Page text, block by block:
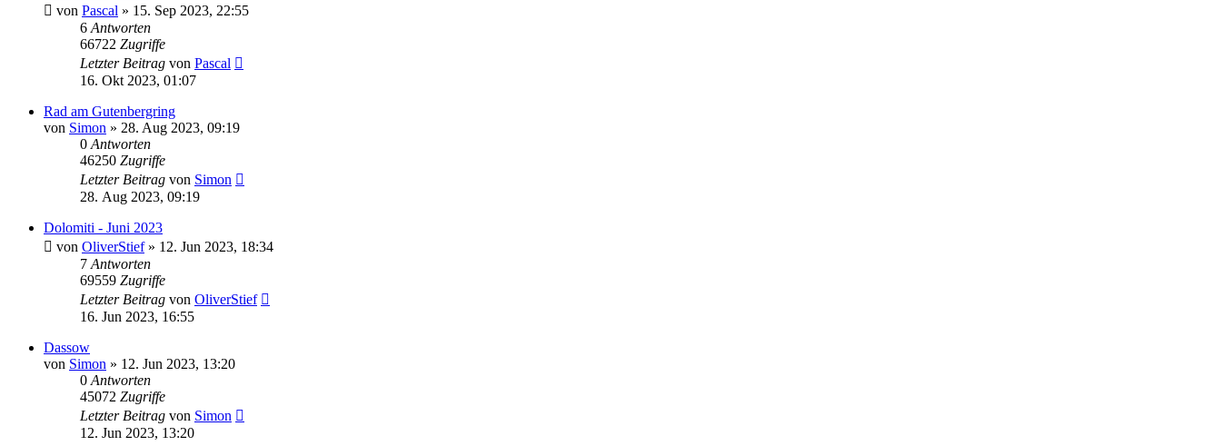
von Pascal » 15. Sep 2023, 22:55
6 Antworten
66722 Zugriffe
Letzter Beitrag von Pascal
16. Okt 2023, 01:07
Rad am Gutenbergring
von Simon » 28. Aug 2023, 09:19
0 Antworten
46250 Zugriffe
Letzter Beitrag von Simon
28. Aug 2023, 09:19
Dolomiti - Juni 2023
von OliverStief» 12. Jun 2023, 18:34
7 Antworten
69559 Zugriffe
Letzter Beitrag von OliverStief
16. Jun 2023, 16:55
Dassow
von Simon » 12. Jun 2023, 13:20
0 Antworten
45072 Zugriffe
Letzter Beitrag von Simon
12. Jun 2023, 13:20